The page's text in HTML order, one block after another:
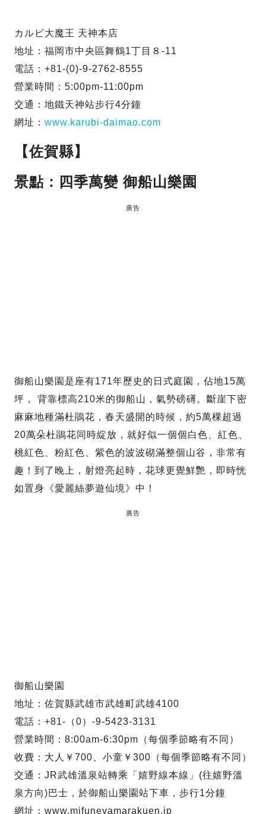
カルビ大魔王 天神本店
地址：福岡市中央區舞鶴1丁目８-11
電話：+81-(0)-9-2762-8555
營業時間：5:00pm-11:00pm
交通：地鐵天神站步行4分鐘
網址： www.karubi-daimao.com
【佐賀縣】
景點：四季萬變 御船山樂園
廣告
御船山樂園是座有171年歷史的日式庭園，佔地15萬
坪， 背靠標高210米的御船山，氣勢磅礡。斷崖下密
麻麻地種滿杜鵑花，春天盛開的時候，約5萬棵超過
20萬朵杜鵑花同時綻放，就好似一個個白色、紅色、
桃紅色、粉紅色、紫色的波波砌滿整個山谷，非常有
趣！到了晚上，射燈亮起時，花球更覺鮮艷，即時恍
如置身《愛麗絲夢遊仙境》中！
廣告
御船山樂園
地址：佐賀縣武雄市武雄町武雄4100
電話：+81-（0）-9-5423-3131
營業時間：8:00am-6:30pm（每個季節略有不同）
收費：大人￥700、小童￥300（每個季節略有不同）
交通：JR武雄溫泉站轉乘「嬉野線本線」(往嬉野溫
泉方向)巴士，於御船山樂園站下車，步行1分鐘
網址：www.mifuneyamarakuen.jp